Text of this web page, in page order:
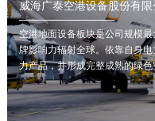
威海广泰空港设备股份有限
空港地面设备板块是公司规模
牌影响力辐射全球。依靠自身
力产品，并形成完整成熟的绿
局面。